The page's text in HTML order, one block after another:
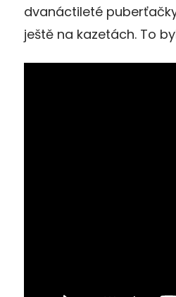
dvanáctileté
ještě na kazetách. To